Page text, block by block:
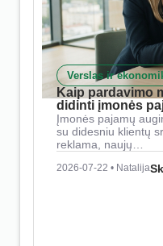
Verslas ir
Kaip pardavimo
didinti įmonės
Įmonės pajamų
su didesniu klientų
reklama, naujų…
2026-07-22 • Natalija